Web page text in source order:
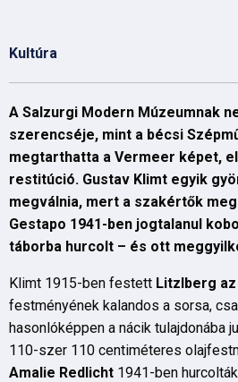
Kultúra
A Salzurgi Modern Múzeumnak
szerencséje, mint a bécsi
megtarthatta a Vermeer képet,
restitúció. Gustav Klimt egyik
megválnia, mert a szakértők
Gestapo 1941-ben jogtalanul
táborba hurcolt – és ott
Klimt 1915-ben festett Litzlberg
festményének kalandos a sorsa,
hasonlóképpen a nácik tulajdonába
110-szer 110 centiméteres
Amalie Redlicht 1941-ben